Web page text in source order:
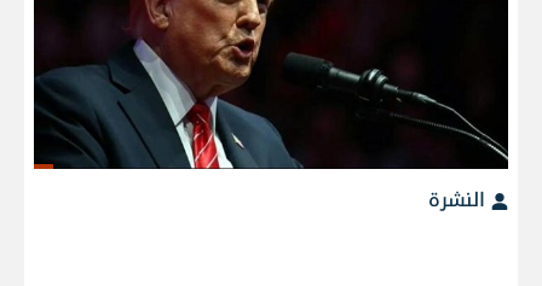
النشرة